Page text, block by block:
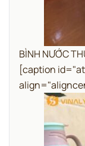
BÌNH NƯỚC
[caption